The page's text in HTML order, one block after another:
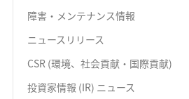
障害・メンテナンス情報
ニュースリリース
CSR (環境、社会貢献・国際貢献)
投資家情報 (IR) ニュース